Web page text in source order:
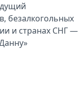
безалкогольных
и странах СНГ —